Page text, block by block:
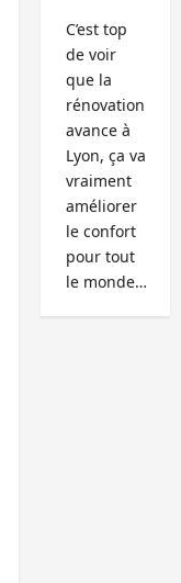
C’est top
de voir
que la
rénovation
avance à
Lyon, ça va
vraiment
améliorer
le confort
pour tout
le monde…